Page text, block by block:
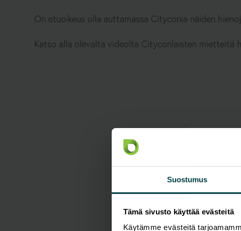
Suostumus
Tämä sivusto käyttää evästeitä
Käytämme evästeitä
On etuoikeus olla auttamassa Cityconia näiden
Katso alla olevalta videolta Cityconlaisten mietteitä